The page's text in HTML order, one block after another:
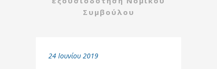
Συμβούλου
24 Ιουνίου 2019